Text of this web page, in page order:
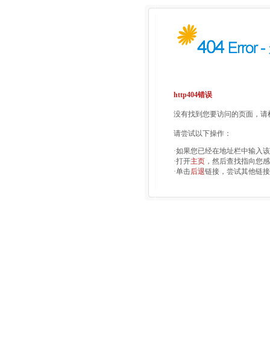
http404错误
没有找到您要访问的页面，
请尝试以下操作：
·如果您已经在地址栏中输入
·打开主页 ，然后查找指向您
·单击后退链接，尝试其他链